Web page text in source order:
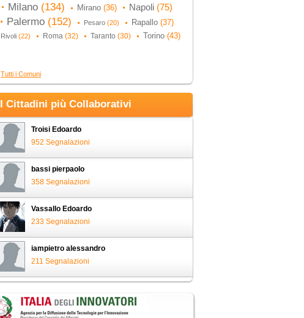
Milano (134) Mirano (36) Napoli (75)
Palermo (152) Pesaro (20) Rapallo (37)
Rivoli (22) Roma (32) Taranto (30) Torino (43)
Tutti i Comuni
I Cittadini più Collaborativi
Troisi Edoardo
952 Segnalazioni
bassi pierpaolo
358 Segnalazioni
Vassallo Edoardo
233 Segnalazioni
iampietro alessandro
211 Segnalazioni